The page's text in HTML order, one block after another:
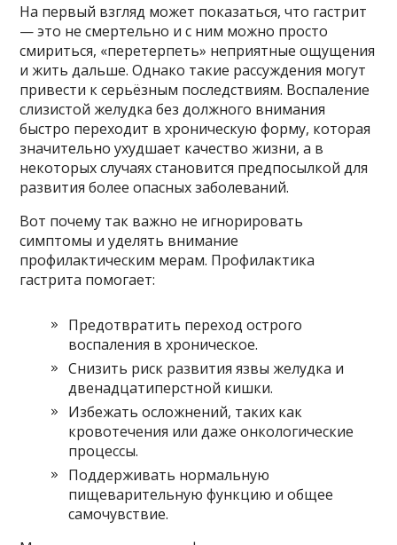
На первый взгляд может показаться, что гастрит
— это не смертельно и с ним можно просто
смириться, «перетерпеть» неприятные ощущения
и жить дальше. Однако такие рассуждения могут
привести к серьёзным последствиям. Воспаление
слизистой желудка без должного внимания
быстро переходит в хроническую форму, которая
значительно ухудшает качество жизни, а в
некоторых случаях становится предпосылкой для
развития более опасных заболеваний.
Вот почему так важно не игнорировать
симптомы и уделять внимание
профилактическим мерам. Профилактика
гастрита помогает:
Предотвратить переход острого
воспаления в хроническое.
Снизить риск развития язвы желудка и
двенадцатиперстной кишки.
Избежать осложнений, таких как
кровотечения или даже онкологические
процессы.
Поддерживать нормальную
пищеварительную функцию и общее
самочувствие.